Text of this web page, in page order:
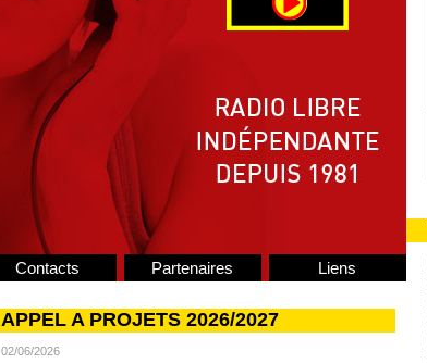
Contacts Partenaires Liens
APPEL A PROJETS 2026/2027
02/06/2026